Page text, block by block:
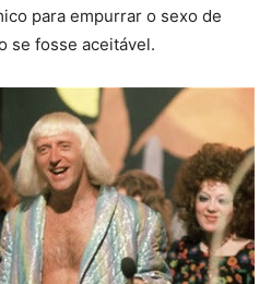
para empurrar o sexo de
se fosse aceitável.